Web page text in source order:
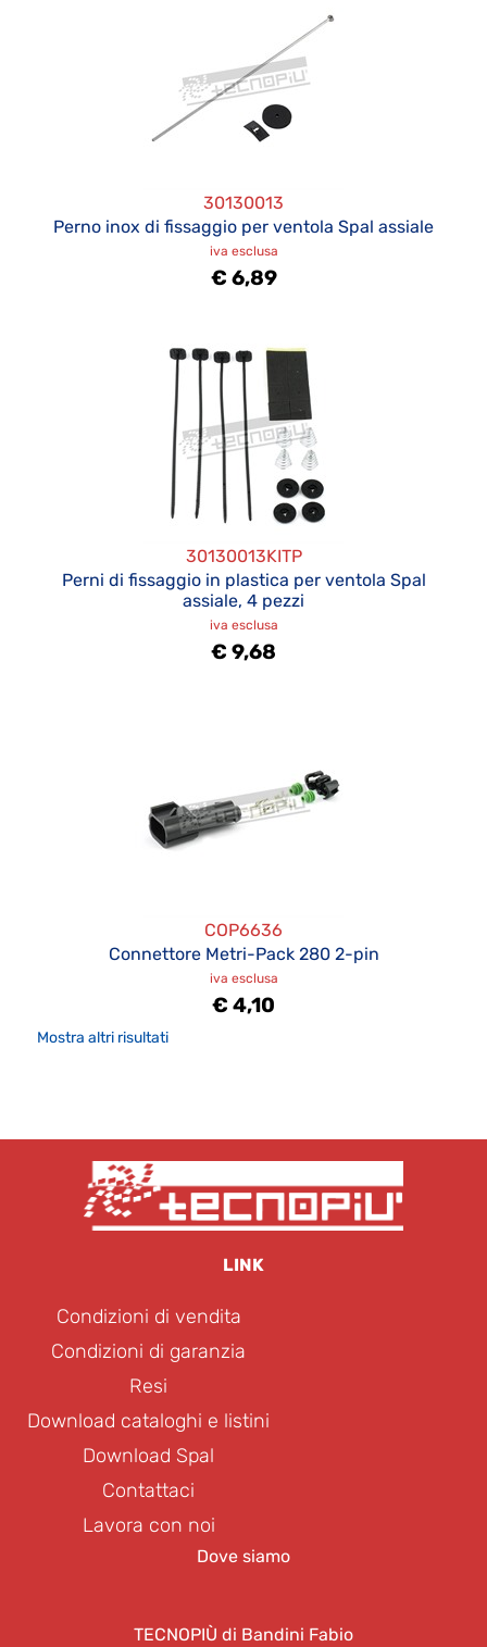
30130013
Perno inox di fissaggio per ventola Spal assiale
iva esclusa
€ 6,89
30130013KITP
Perni di fissaggio in plastica per ventola Spal
assiale, 4 pezzi
iva esclusa
€ 9,68
COP6636
Connettore Metri-Pack 280 2-pin
iva esclusa
€ 4,10
Mostra altri risultati
LINK
Condizioni di vendita
Condizioni di garanzia
Resi
Download cataloghi e listini
Download Spal
Contattaci
Lavora con noi
Dove siamo
TECNOPIÙ di Bandini Fabio